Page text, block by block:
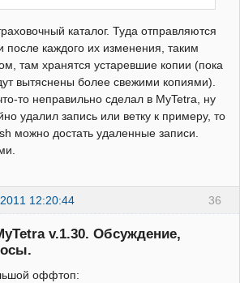
каталог. Туда отправляются
после каждого их изменения, таким
там хранятся устаревшие копии (пока
вытяснены более свежими копиями).
то неправильно сделал в MyTetra, ну
удалил запись или ветку к примеру, то
можно достать удаленные записи.
36
12:20:44
v.1.30. Обсуждение,
оффтоп: